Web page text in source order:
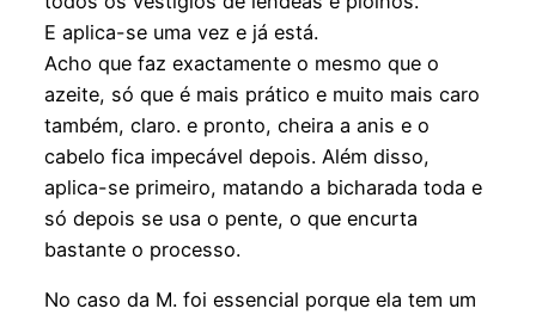
E aplica-se uma vez e já está.
Acho que faz exactamente o mesmo que o
azeite, só que é mais prático e muito mais caro
também, claro. e pronto, cheira a anis e o
cabelo fica impecável depois. Além disso,
aplica-se primeiro, matando a bicharada toda e
só depois se usa o pente, o que encurta
bastante o processo.
No caso da M. foi essencial porque ela tem um